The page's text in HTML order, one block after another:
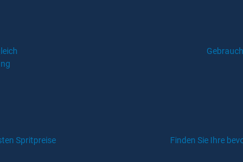
Spritpreise Finden Sie Ihre